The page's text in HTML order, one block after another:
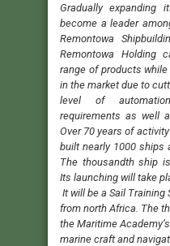
Gradually expanding
become a leader
Remontowa
Remontowa Holding
range of products
in the market due to
level of
requirements as well
Over 70 years of
built nearly 1000 ships
The thousandth ship
Its launching will take
It will be a Sail Training
from north Africa. The
the Maritime
marine craft and